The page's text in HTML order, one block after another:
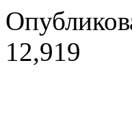
12,919